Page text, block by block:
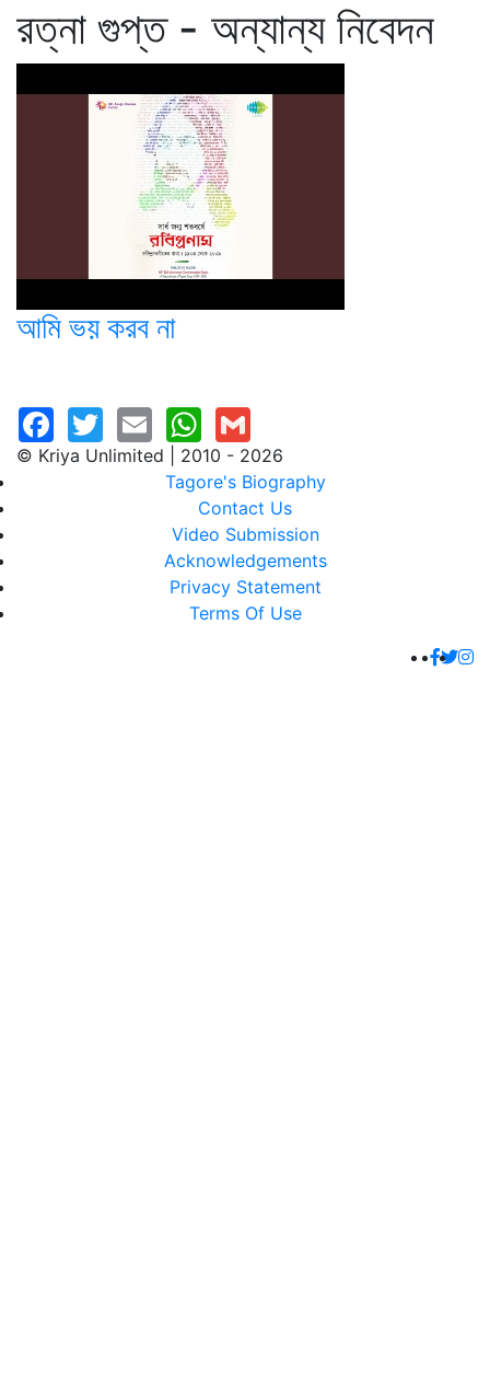
রত্না গুপ্ত - অন্যান্য নিবেদন
আমি ভয় করব না
© Kriya Unlimited | 2010 - 2026
Tagore's Biography
Contact Us
Video Submission
Acknowledgements
Privacy Statement
Terms Of Use